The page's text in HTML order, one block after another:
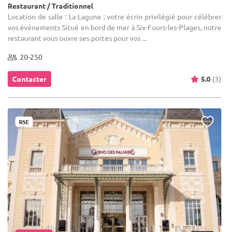
Restaurant / Traditionnel
Location de salle : La Lagune : votre écrin privilégié pour célébrer
vos événements Situé en bord de mer à Six-Fours-les-Plages, notre
restaurant vous ouvre ses portes pour vos ...
20-250
Contacter 5.0 (3)
RSE